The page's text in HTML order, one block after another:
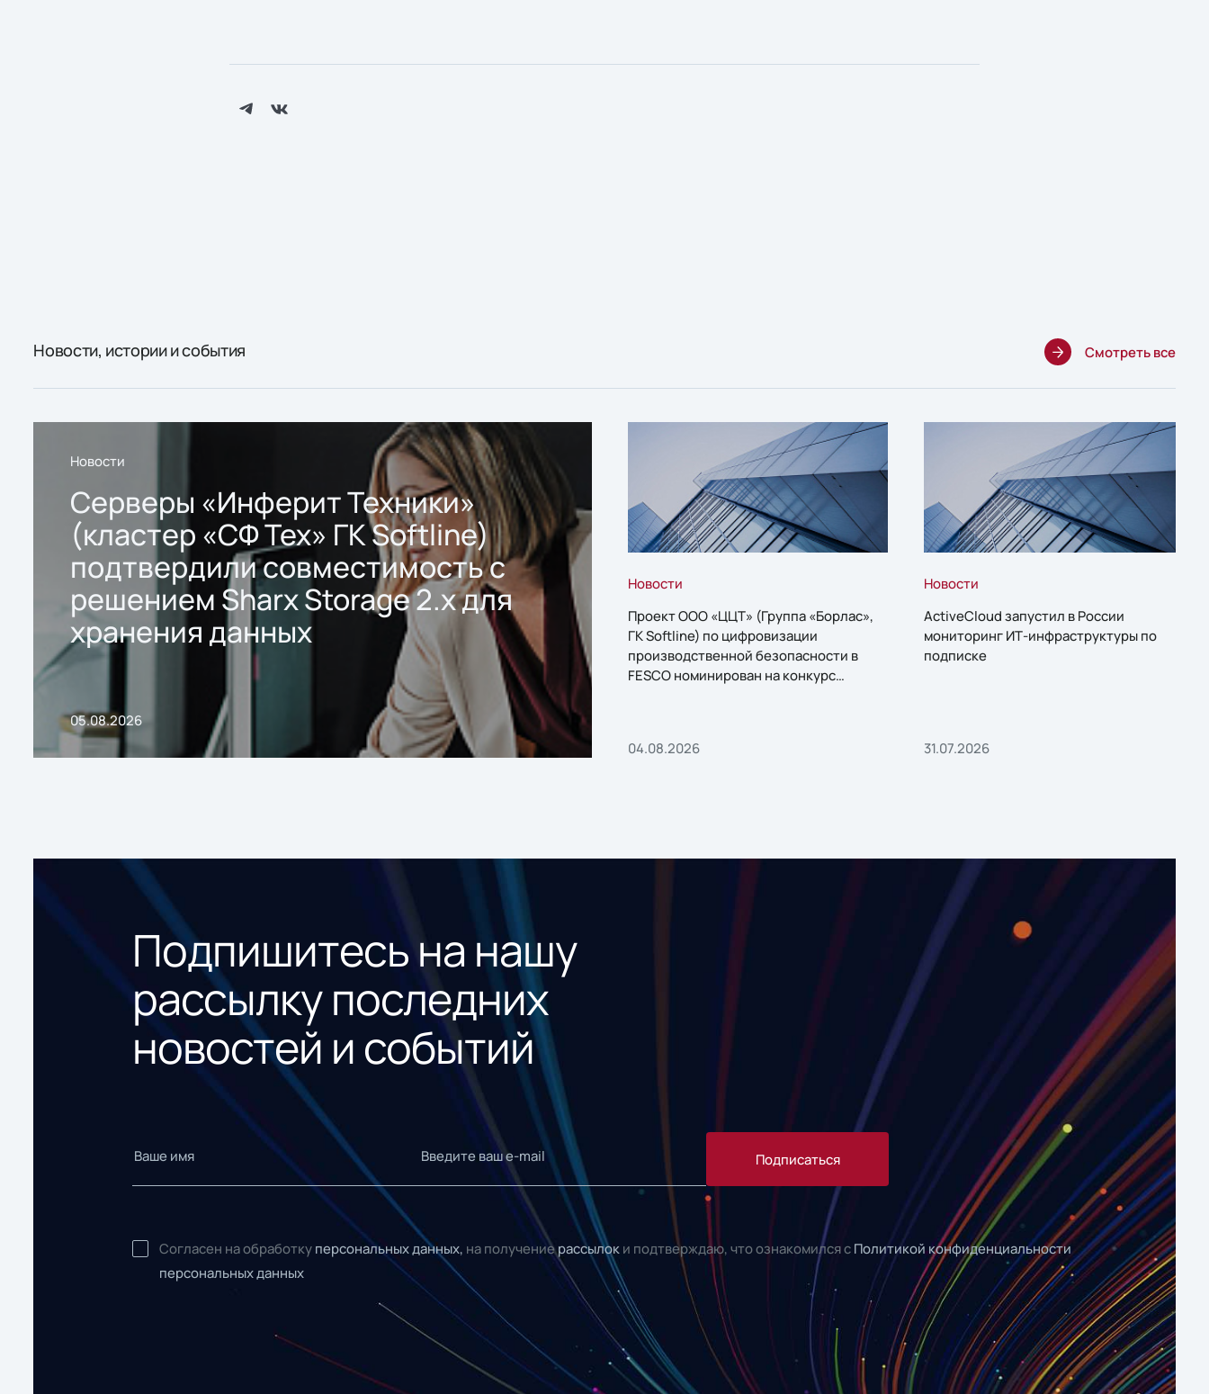
Новости, истории и события Смотреть все
Новости
Серверы «Инферит Техники»
(кластер «СФ Тех» ГК Softline)
подтвердили совместимость с
решением Sharx Storage 2.x для
хранения данных
05.08.2026
Новости
Проект ООО «ЦЦТ» (Группа «Борлас»,
ГК Softline) по цифровизации
производственной безопасности в
FESCO номинирован на конкурс
04.08.2026
Новости
ActiveCloud запустил в России
мониторинг ИТ-инфраструктуры по
подписке
31.07.2026
Подпишитесь на нашу
рассылку последних
новостей и событий
Подписаться
Согласен на обработку персональных данных, на получениерассылок и подтверждаю, что ознакомился с Политикой конфиденциальности
персональных данных